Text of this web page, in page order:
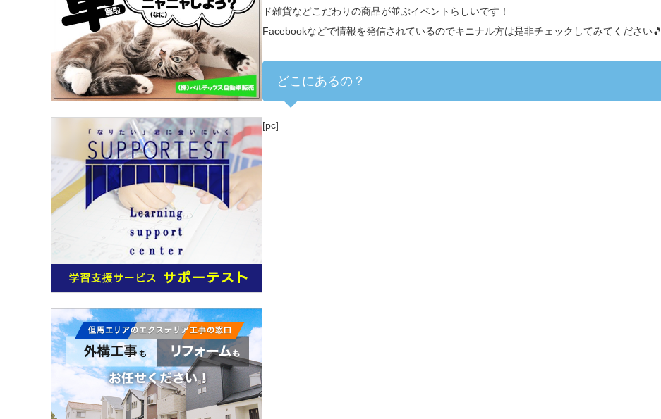
ド雑貨などこだわりの商品が並ぶイベントらしいです！
Facebookなどで情報を発信されているのでキニナル方は是非チェックしてみてください🎵
どこにあるの？
[pc]